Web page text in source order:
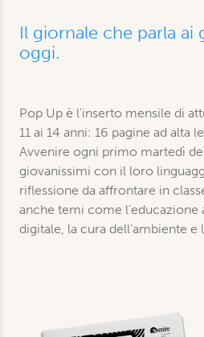
Il giornale che parla ai
oggi.
Pop Up è l'inserto mensile di
11 ai 14 anni: 16 pagine ad alta
Avvenire ogni primo martedì
giovanissimi con il loro
riflessione da affrontare in
anche temi come l’educazione
digitale, la cura dell’ambiente e